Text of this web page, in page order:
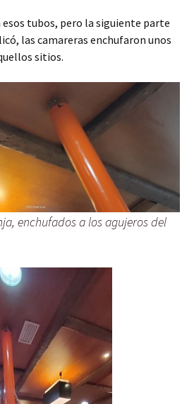
esos tubos, pero la siguiente parte
las camareras enchufaron unos
sitios.
enchufados a los agujeros del